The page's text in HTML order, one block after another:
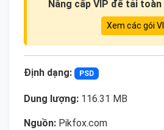
Nâng cấp VIP để tải
Xem các gói
Định dạng: PSD
Dung lượng: 116.31 MB
Nguồn: Pikfox.com